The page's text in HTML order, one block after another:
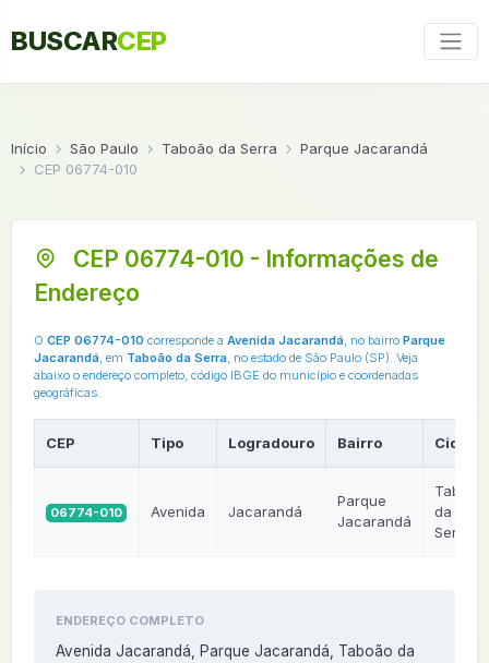
BUSCARCEP
Início São Paulo Taboão da Serra
Parque Jacarandá
CEP 06774-010
CEP 06774-010 - Informações de
Endereço
O CEP 06774-010 corresponde a Avenida Jacarandá, no bairro Parque
Jacarandá, em Taboão da Serra, no estado de São Paulo (SP). Veja
abaixo o endereço completo, código IBGE do município e coordenadas
geográficas.
CEP Tipo Logradouro Bairro Cidade
06774-010 Avenida Jacarandá
Parque
Jacarandá
Taboão
da
Serra
ENDEREÇO COMPLETO
Avenida Jacarandá, Parque Jacarandá, Taboão da